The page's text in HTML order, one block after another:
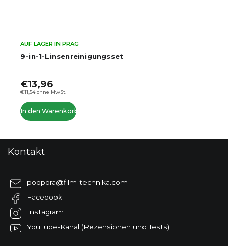
9-in-1-Linsenreinigungsset
AUF LAGER IN PRAG
€11,54 ohne MwSt.
€13,96
In den Warenkorb
Kontakt
podpora@film-technika.com
Facebook
Instagram
YouTube-Kanal (Rezensionen und Tests)